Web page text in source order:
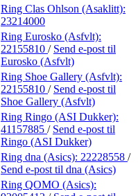
Ring Clas Ohlson (Asaklitt):
23214000
Ring Eurosko (Asfvlt):
22155810 / Send e-post til
Eurosko (Asfvlt)
Ring Shoe Gallery (Asfvlt):
22155810 / Send e-post til
Shoe Gallery (Asfvlt)
Ring Ringo (ASI Dukker):
41157885 / Send e-post til
Ringo (ASI Dukker)
Ring dna (Asics): 22228558 /
Send e-post til dna (Asics)
Ring QOMO (Asics):